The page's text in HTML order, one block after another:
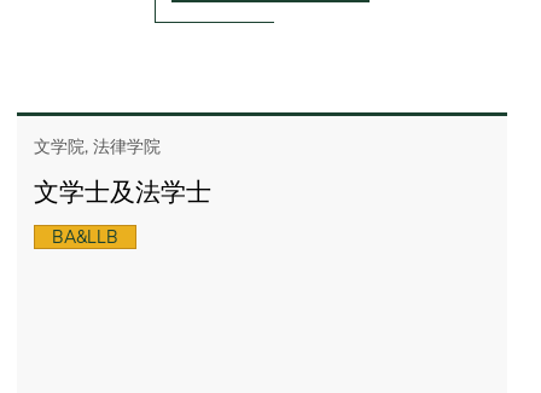
文学院, 法律学院
文学士及法学士
BA&LLB